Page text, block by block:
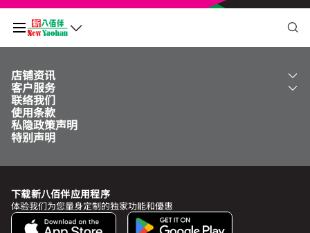
我的二维码
积分余额
于undefined前需再多消费MOP undefined，即可升级为
查看积分历史和状态
我的帐户
下载新八佰伴应用程序
体验我们为您量身定制的独家功能和優惠
店铺资讯
关于我们
新八佰伴
NY8 新八佰伴
儿童世界
新八佰伴特卖店
客户服务
工银新八佰伴 VISA 卡
免费送货服务
泊车
其他服务
联络我们
使用条款
私隐政策声明
特别声明